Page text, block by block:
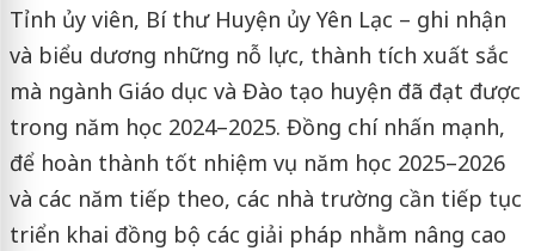
Tỉnh ủy viên, Bí thư Huyện ủy Yên Lạc – ghi nhận
và biểu dương những nỗ lực, thành tích xuất sắc
mà ngành Giáo dục và Đào tạo huyện đã đạt được
trong năm học 2024–2025. Đồng chí nhấn mạnh,
để hoàn thành tốt nhiệm vụ năm học 2025–2026
và các năm tiếp theo, các nhà trường cần tiếp tục
triển khai đồng bộ các giải pháp nhằm nâng cao